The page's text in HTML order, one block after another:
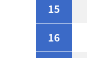
15
16